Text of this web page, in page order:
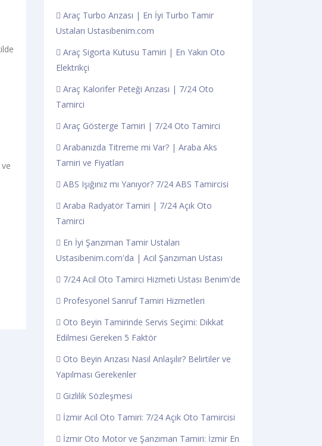
Araç Turbo Arızası | En İyi Turbo Tamir
Ustaları Ustasibenim.com
Araç Sigorta Kutusu Tamiri | En Yakın Oto
Elektrikçi
Araç Kalorifer Peteği Arızası | 7/24 Oto
Tamirci
Araç Gösterge Tamiri | 7/24 Oto Tamirci
Arabanızda Titreme mi Var? | Araba Aks
Tamiri ve Fiyatları
ABS Işığınız mı Yanıyor? 7/24 ABS Tamircisi
Araba Radyatör Tamiri | 7/24 Açık Oto
Tamirci
En İyi Şanzıman Tamir Ustaları
Ustasibenim.com'da | Acil Şanzıman Ustası
7/24 Acil Oto Tamirci Hizmeti Ustası Benim'de
Profesyonel Sanruf Tamiri Hizmetleri
Oto Beyin Tamirinde Servis Seçimi: Dikkat
Edilmesi Gereken 5 Faktör
Oto Beyin Arızası Nasıl Anlaşılır? Belirtiler ve
Yapılması Gerekenler
Gizlilik Sözleşmesi
İzmir Acil Oto Tamiri: 7/24 Açık Oto Tamircisi
İzmir Oto Motor ve Şanzıman Tamiri: İzmir En